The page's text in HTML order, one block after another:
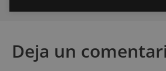
Deja un